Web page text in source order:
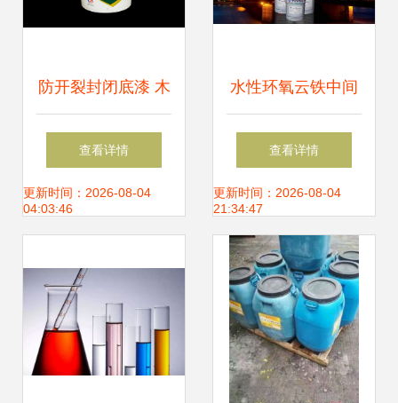
防开裂封闭底漆 木
安贸易 木器防开裂
封闭底漆
查看详情
更新时间：2026-08-04
04:03:46
水性环氧云铁中间
漆的性能、价格与
厂家选购指南
查看详情
更新时间：2026-08-04
21:34:47